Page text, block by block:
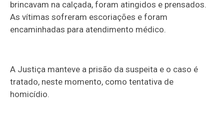
brincavam na calçada, foram atingidos e prensados.
As vítimas sofreram escoriações e foram
encaminhadas para atendimento médico.
A Justiça manteve a prisão da suspeita e o caso é
tratado, neste momento, como tentativa de
homicídio.